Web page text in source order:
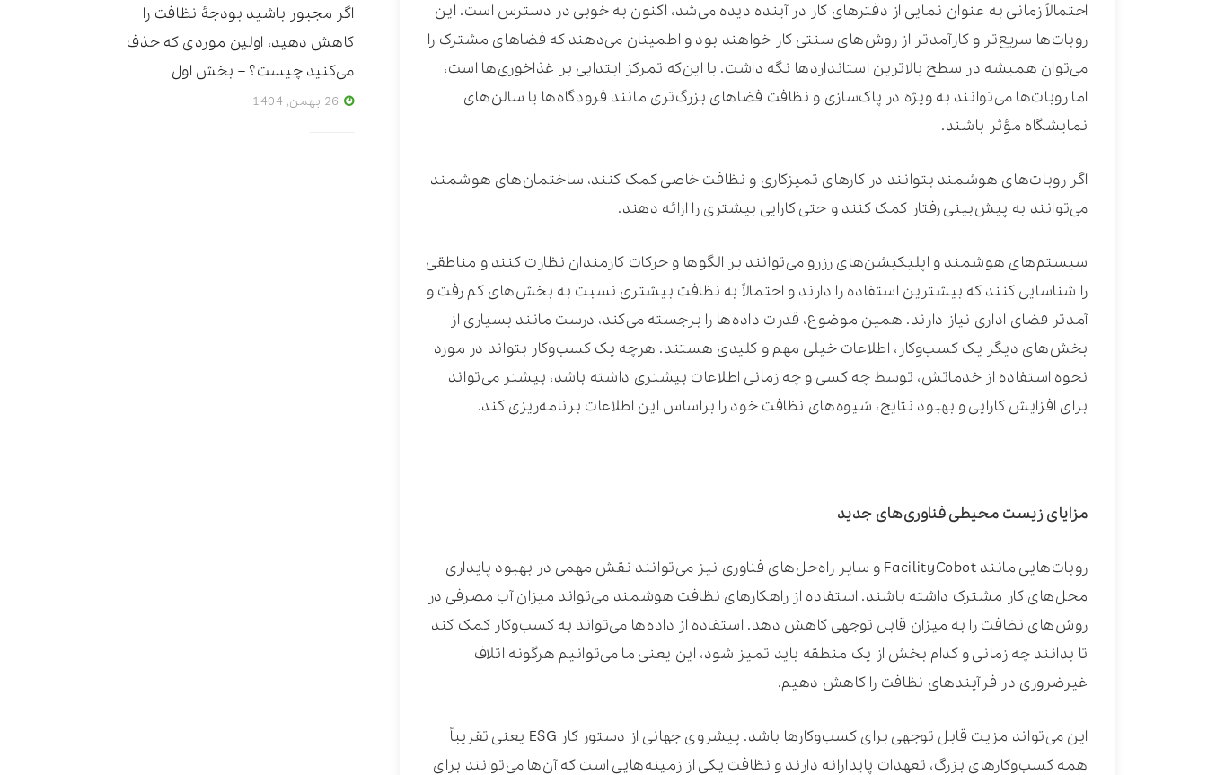
احتمالاً زمانی به عنوان نمایی از دفترهای کار در آینده دیده می‌شد، اکنون به خوبی در دسترس است. این
روبات‌ها سریع‌تر و کارآمدتر از روش‌های سنتی کار خواهند بود و اطمینان می‌دهند که فضاهای مشترک را
می‌توان همیشه در سطح بالاترین استانداردها نگه داشت. با این‌که تمرکز ابتدایی بر غذاخوری‌ها است،
اما روبات‌ها می‌توانند به ویژه در پاک‌سازی و نظافت فضاهای بزرگ‌تری مانند فرودگاه‌ها یا سالن‌های
نمایشگاه مؤثر باشند.
اگر روبات‌های هوشمند بتوانند در کارهای تمیزکاری و نظافت خاصی کمک کنند، ساختمان‌های هوشمند
می‌توانند به پیش‌بینی رفتار کمک کنند و حتی کارایی بیشتری را ارائه دهند.
سیستم‌های هوشمند و اپلیکیشن‌های رزرو می‌توانند بر الگوها و حرکات کارمندان نظارت کنند و مناطقی
را شناسایی کنند که بیشترین استفاده را دارند و احتمالاً به نظافت بیشتری نسبت به بخش‌های کم رفت و
آمد‌تر فضای اداری نیاز دارند. همین موضوع، قدرت داده‌ها را برجسته می‌کند، درست مانند بسیاری از
بخش‌های دیگر یک کسب‌وکار، اطلاعات خیلی مهم و کلیدی هستند. هرچه یک کسب‌وکار بتواند در مورد
نحوه استفاده از خدماتش، توسط چه کسی و چه زمانی اطلاعات بیشتری داشته باشد، بیشتر می‌تواند
برای افزایش کارایی و بهبود نتایج، شیوه‌های نظافت خود را براساس این اطلاعات برنامه‌ریزی کند.
مزایای زیست محیطی فناوری‌های جدید
روبات‌هایی مانند FacilityCobot و سایر راه‌حل‌های فناوری نیز می‌توانند نقش مهمی در بهبود پایداری
محل‌های کار مشترک داشته باشند. استفاده از راهکارهای نظافت هوشمند می‌تواند میزان آب مصرفی در
روش‌های نظافت را به میزان قابل توجهی کاهش دهد. استفاده از داده‌ها می‌تواند به کسب‌وکار کمک کند
تا بدانند چه زمانی و کدام بخش از یک منطقه باید تمیز شود، این یعنی ما می‌توانیم هرگونه اتلاف
غیرضروری در فرآیندهای نظافت را کاهش دهیم.
این می‌تواند مزیت قابل توجهی برای کسب‌وکارها باشد. پیشروی جهانی از دستور کار ESG یعنی تقریباً
همه کسب‌وکارهای بزرگ، تعهدات پایدارانه دارند و نظافت یکی از زمینه‌هایی است که آن‌ها می‌توانند برای
اگر مجبور باشید بودجۀ نظافت را
کاهش دهید، اولین موردی که حذف
می‌کنید چیست؟ – بخش اول